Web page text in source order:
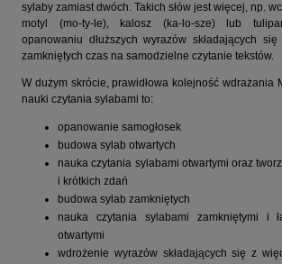
sylaby zamiast dwóch. Takich słów jest więcej, np.
motyl (mo-ty-le), kalosz (ka-lo-sze) lub
opanowaniu dłuższych wyrazów składających
zamkniętych czas na samodzielne czytanie tekstów.
W dużym skrócie, prawidłowa kolejność wdrażania
nauki czytania sylabami to:
opanowanie samogłosek
budowa sylab otwartych
nauka czytania sylabami otwartymi oraz
i krótkich zdań
budowa sylab zamkniętych
nauka czytania sylabami zamkniętymi i
otwartymi
wdrożenie wyrazów składających się z